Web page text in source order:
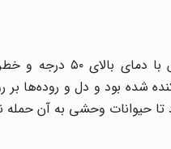
غواصان نیروی دریایی به فرماندهی دریادار ناصر سرنوشت، به مدت ۵۲ روز در
بدن کنده شده بود و دل و روده‌ها
تا حیوانات وحشی به آن حمله